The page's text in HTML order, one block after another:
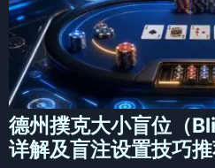
德州撲克大小盲位（
详解及盲注设置技巧